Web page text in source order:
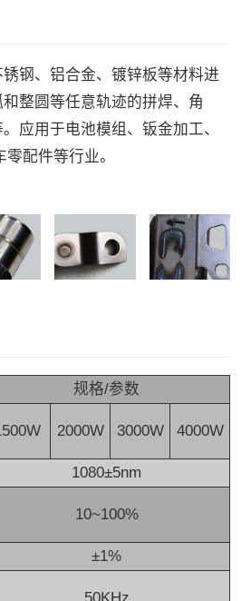
钢、铝合金、镀锌板等材料进
整圆等任意轨迹的拼焊、角
应用于电池模组、钣金加工、
配件等行业。
规格/参数
2000W 3000W 4000W
1080±5nm
10~100%
±1%